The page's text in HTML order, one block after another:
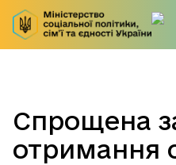
Спрощена
отримання